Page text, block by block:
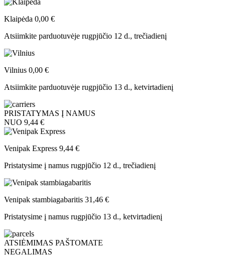
Klaipėda 0,00 €
Atsiimkite parduotuvėje rugpjūčio 12 d., trečiadienį
Vilnius 0,00 €
Atsiimkite parduotuvėje rugpjūčio 13 d., ketvirtadienį
PRISTATYMAS Į NAMUS
NUO 9,44 €
Venipak Express 9,44 €
Pristatysime į namus rugpjūčio 12 d., trečiadienį
Venipak stambiagabaritis 31,46 €
Pristatysime į namus rugpjūčio 13 d., ketvirtadienį
ATSIĖMIMAS PAŠTOMATE
NEGALIMAS